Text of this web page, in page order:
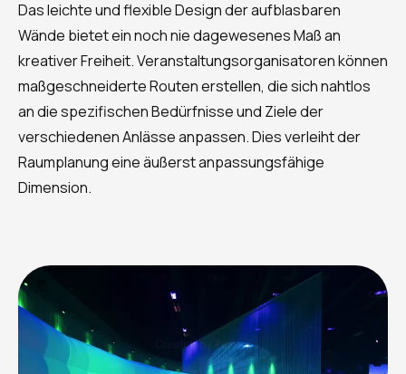
Das leichte und flexible Design der aufblasbaren
Wände bietet ein noch nie dagewesenes Maß an
kreativer Freiheit. Veranstaltungsorganisatoren können
maßgeschneiderte Routen erstellen, die sich nahtlos
an die spezifischen Bedürfnisse und Ziele der
verschiedenen Anlässe anpassen. Dies verleiht der
Raumplanung eine äußerst anpassungsfähige
Dimension.